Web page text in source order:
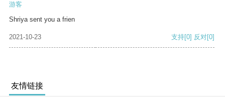
游客
Shriya sent you a frien
2021-10-23 支持[0] 反对[0]
友情链接